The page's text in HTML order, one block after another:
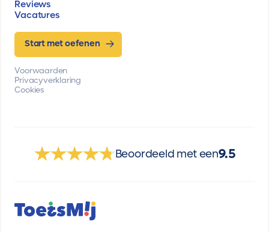
Reviews
Vacatures
Start met oefenen
Voorwaarden
Privacyverklaring
Cookies
Beoordeeld met een9.5